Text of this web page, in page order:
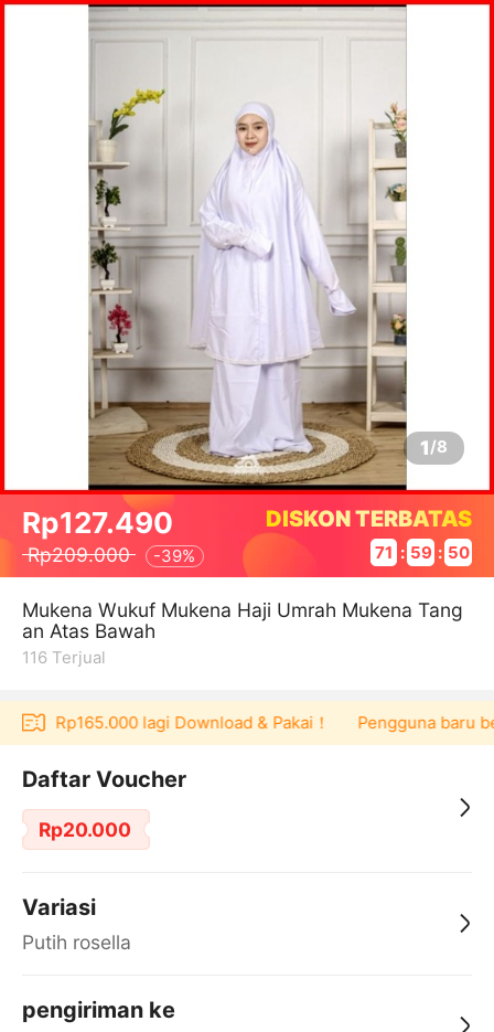
1/8
Rp127.490
Rp209.000 -39%
DISKON TERBATAS
71 : 59 : 50
Mukena Wukuf Mukena Haji Umrah Mukena Tang
an Atas Bawah
116 Terjual
Rp165.000 lagi Download & Pakai！ Pengguna baru
Daftar Voucher
Rp20.000
Variasi
Putih rosella
pengiriman ke